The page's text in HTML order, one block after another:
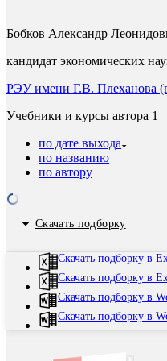
Бобков Александр
кандидат экономических
РЭУ имени Г.В. Плеханова
Учебники и курсы автора 1
по дате выхода
по названию
по автору
Скачать подборку
Скачать подборку в
Скачать подборку в
Скачать подборку в
Скачать подборку в